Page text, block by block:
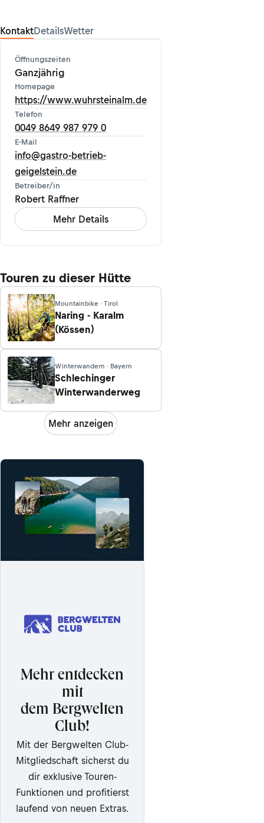
KontaktDetailsWetter
Öffnungszeiten
Ganzjährig
Homepage
https://www.wuhrsteinalm.de
Telefon
0049 8649 987 979 0
E-Mail
info@gastro-betrieb-
geigelstein.de
Betreiber/in
Robert Raffner
Mehr Details
Touren zu dieser Hütte
Mountainbike · Tirol
Naring - Karalm
(Kössen)
Winterwandern · Bayern
Schlechinger
Winterwanderweg
Mehr anzeigen
Mehr entdecken
mit
dem Bergwelten
Club!
Mit der Bergwelten Club-
Mitgliedschaft sicherst du
dir exklusive Touren-
Funktionen und profitierst
laufend von neuen Extras.